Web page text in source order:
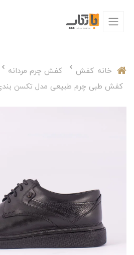
خانه کفش کفش چرم مردانه
کفش طبی چرم طبیعی مدل تکسن